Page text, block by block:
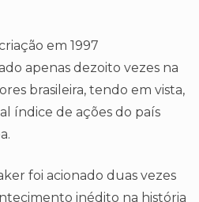
em 1997
apenas dezoito vezes na
brasileira, tendo em vista,
índice de ações do país
foi acionado duas vezes
inédito na história